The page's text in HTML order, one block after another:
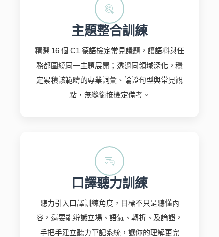
主題整合訓練
精選 16 個 C1 德語檢定常見議題，讓語料與任
務都圍繞同一主題展開；透過同領域深化，穩
定累積該範疇的專業詞彙、論證句型與常見觀
點，無縫銜接檢定備考。
口譯聽力訓練
聽力引入口譯訓練角度，目標不只是聽懂內
容，還要能辨識立場、語氣、轉折、及論證，
手把手建立聽力筆記系統，讓你的理解更完